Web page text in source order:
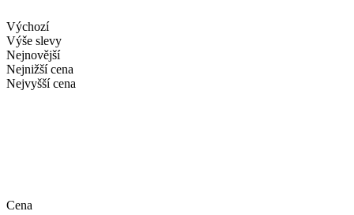
Výchozí
Výše slevy
Nejnovější
Nejnižší cena
Nejvyšší cena
Cena